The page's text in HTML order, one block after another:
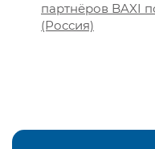
партнёров BAXI
(Россия)